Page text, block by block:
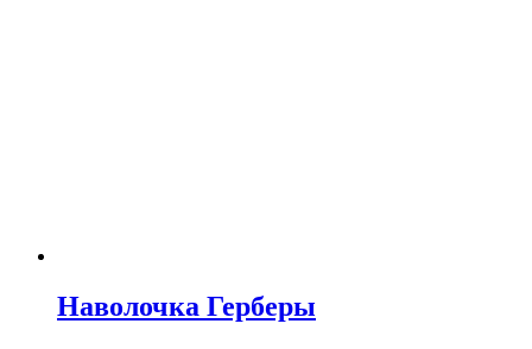
Наволочка Герберы